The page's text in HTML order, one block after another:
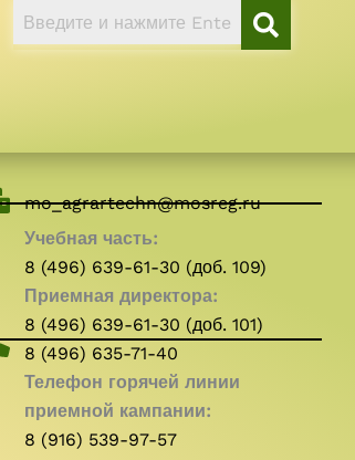
mo_agrartechn@mosreg.ru
Учебная часть:
8 (496) 639-61-30 (доб. 109)
Приемная директора:
8 (496) 639-61-30 (доб. 101)
8 (496) 635-71-40
Телефон горячей линии
приемной кампании:
8 (916) 539-97-57